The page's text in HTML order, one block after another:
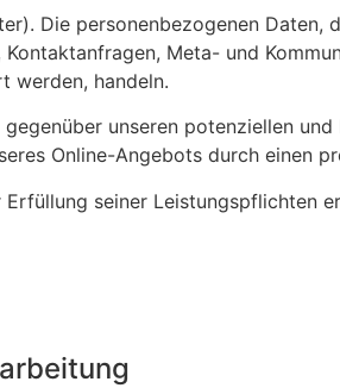
Die personenbezogenen
Meta- und
werden, handeln.
unseren potenziellen
Online-Angebots durch einen
seiner Leistungspflichten